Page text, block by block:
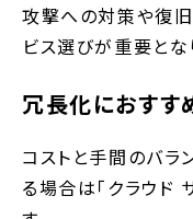
攻撃への対策や復
ビス選びが重要とな
冗長化におすす
コストと手間のバラ
る場合は「クラウド